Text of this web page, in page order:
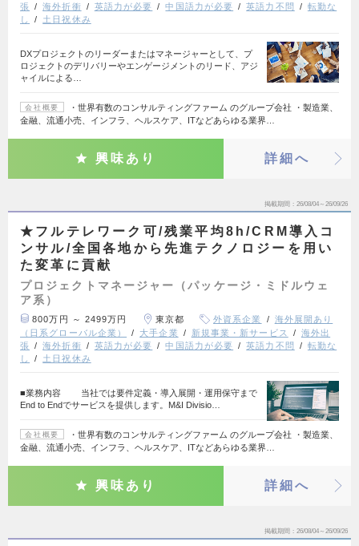
張
海外折衝 英語力が必要 中国語力が必要 英語力不問
転勤な
し
土日祝休み
DXプロジェクトのリーダーまたはマネージャーとして、プ
ロジェクトのデリバリーやエンゲージメントのリード、アジ
ャイルによる…
会社概要
・世界有数のコンサルティングファーム のグループ会社 ・製造業、
金融、流通小売、インフラ、ヘルスケア、ITなどあらゆる業界…
興味あり 詳細へ
掲載期間 26/08/04～26/09/26
★フルテレワーク可/残業平均8h/CRM導入コ
ンサル/全国各地から先進テクノロジーを用い
た変革に貢献
プロジェクトマネージャー（パッケージ・ミドルウェ
ア系）
800万円 ～ 2499万円 東京都 外資系企業
海外展開あり
（日系グローバル企業）
大手企業 新規事業・新サービス
海外出
張
海外折衝 英語力が必要 中国語力が必要 英語力不問
転勤な
し
土日祝休み
■業務内容 当社では要件定義・導入展開・運用保守まで
End to Endでサービスを提供します。M&I Divisio…
会社概要
・世界有数のコンサルティングファーム のグループ会社 ・製造業、
金融、流通小売、インフラ、ヘルスケア、ITなどあらゆる業界…
興味あり 詳細へ
掲載期間 26/08/04～26/09/26